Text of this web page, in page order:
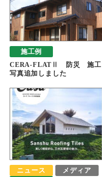
施工例
CERA-FLATⅡ 防災 施工
写真追加しました
ニュース
メディア